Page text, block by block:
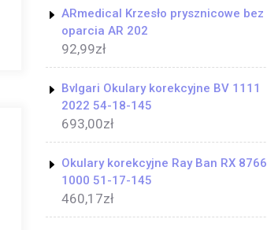
ARmedical Krzesło prysznicowe bez
oparcia AR 202
92,99zł
Bvlgari Okulary korekcyjne BV 1111
2022 54-18-145
693,00zł
Okulary korekcyjne Ray Ban RX 8766
1000 51-17-145
460,17zł